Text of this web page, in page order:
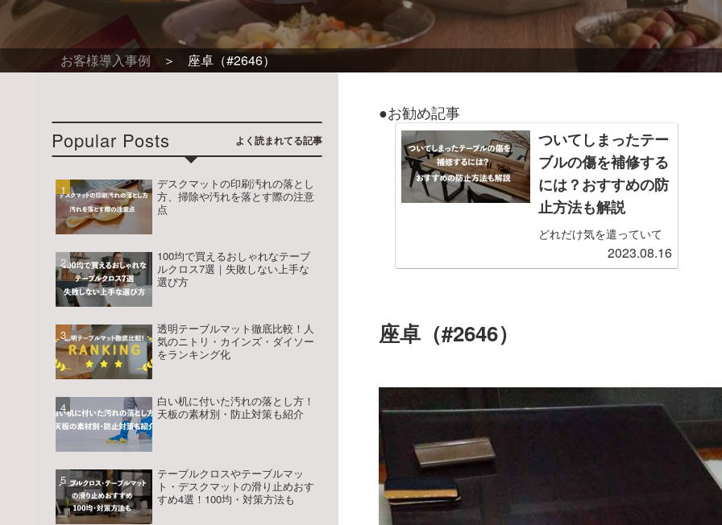
ト
ー
お客様導入事例 座卓（#2646）
●お勧め記事
ついてしまったテー
ブルの傷を補修する
には？おすすめの防
止方法も解説
どれだけ気を遣っていて
も、日常生活を送ってい
るとどうしてもテーブル
しばです。傷をつけない
2023.08.16
座卓（#2646）
Popular Posts
デスクマットの印刷汚れの落とし
方、掃除や汚れを落とす際の注意
点
100均で買えるおしゃれなテーブ
ルクロス7選｜失敗しない上手な
選び方
透明テーブルマット徹底比較！人
気のニトリ・カインズ・ダイソー
をランキング化
白い机に付いた汚れの落とし方！
天板の素材別・防止対策も紹介
テーブルクロスやテーブルマッ
ト・デスクマットの滑り止めおす
すめ4選！100均・対策方法も